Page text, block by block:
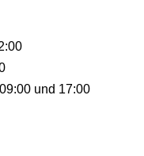
und 17:00